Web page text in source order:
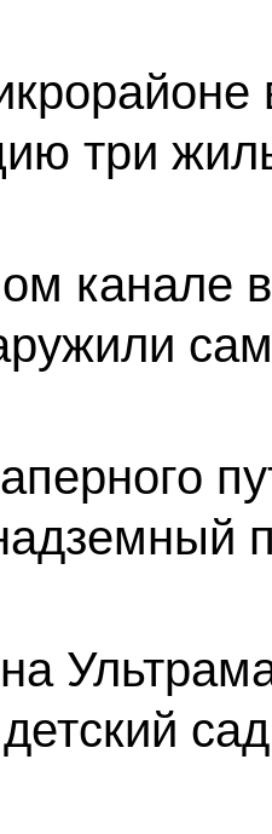
три
канале
сад